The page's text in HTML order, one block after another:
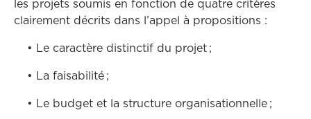
les projets soumis en fonction de quatre critères
clairement décrits dans l’appel à propositions :
• Le caractère distinctif du projet ;
• La faisabilité ;
• Le budget et la structure organisationnelle ;